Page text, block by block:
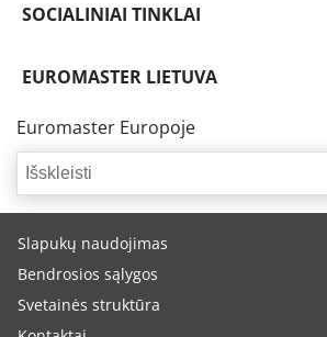
SOCIALINIAI TINKLAI
EUROMASTER LIETUVA
Euromaster Europoje
Išskleisti
Slapukų naudojimas
Bendrosios sąlygos
Svetainės struktūra